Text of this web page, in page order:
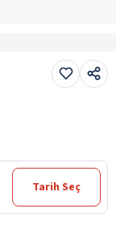
Tarih Seç